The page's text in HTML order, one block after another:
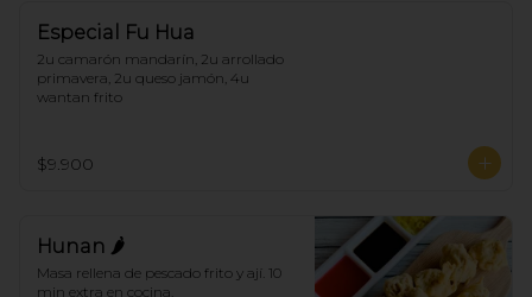
Especial Fu Hua
2u camarón mandarín, 2u arrollado
primavera, 2u queso jamón, 4u
wantan frito
$9.900
Hunan 🌶
Masa rellena de pescado frito y ají. 10
min extra en cocina.